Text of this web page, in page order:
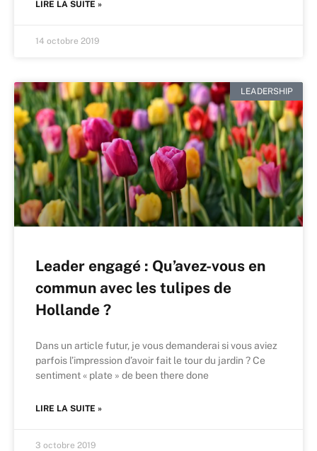
LIRE LA SUITE »
14 octobre 2019
LEADERSHIP
Leader engagé : Qu’avez-vous en
commun avec les tulipes de
Hollande ?
Dans un article futur, je vous demanderai si vous aviez
parfois l’impression d’avoir fait le tour du jardin ? Ce
sentiment « plate » de been there done
LIRE LA SUITE »
3 octobre 2019